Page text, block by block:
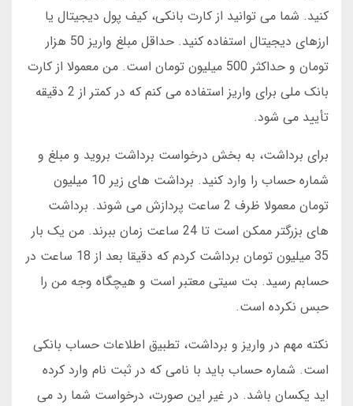
کنید. شما می توانید از کارت بانکی، کیف پول دیجیتال یا
ارزهای دیجیتال استفاده کنید. حداقل مبلغ واریز 50 هزار
تومان و حداکثر 500 میلیون تومان است. من معمولا از کارت
بانک ملی برای واریز استفاده می کنم که در کمتر از 2 دقیقه
تأیید می شود.
برای برداشت، به بخش درخواست برداشت بروید و مبلغ و
شماره حساب را وارد کنید. برداشت های زیر 10 میلیون
تومان معمولا ظرف 2 ساعت پردازش می شوند. برداشت
های بزرگتر ممکن است تا 24 ساعت زمان ببرند. من یک بار
35 میلیون تومان برداشت کردم که دقیقا بعد از 18 ساعت در
حسابم رسید. بت سیتی معتبر است و هیچگاه وجه من را
حبس نکرده است.
نکته مهم در واریز و برداشت، تطبیق اطلاعات حساب بانکی
است. شماره حساب باید با نامی که در ثبت نام وارد کرده
اید یکسان باشد. در غیر این صورت، درخواست شما رد می